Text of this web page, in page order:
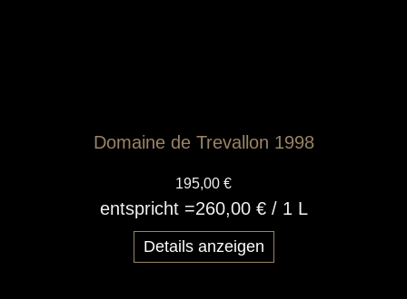
Domaine de Trevallon 1998
195,00 €
entspricht =260,00 €/ 1 L
Details anzeigen